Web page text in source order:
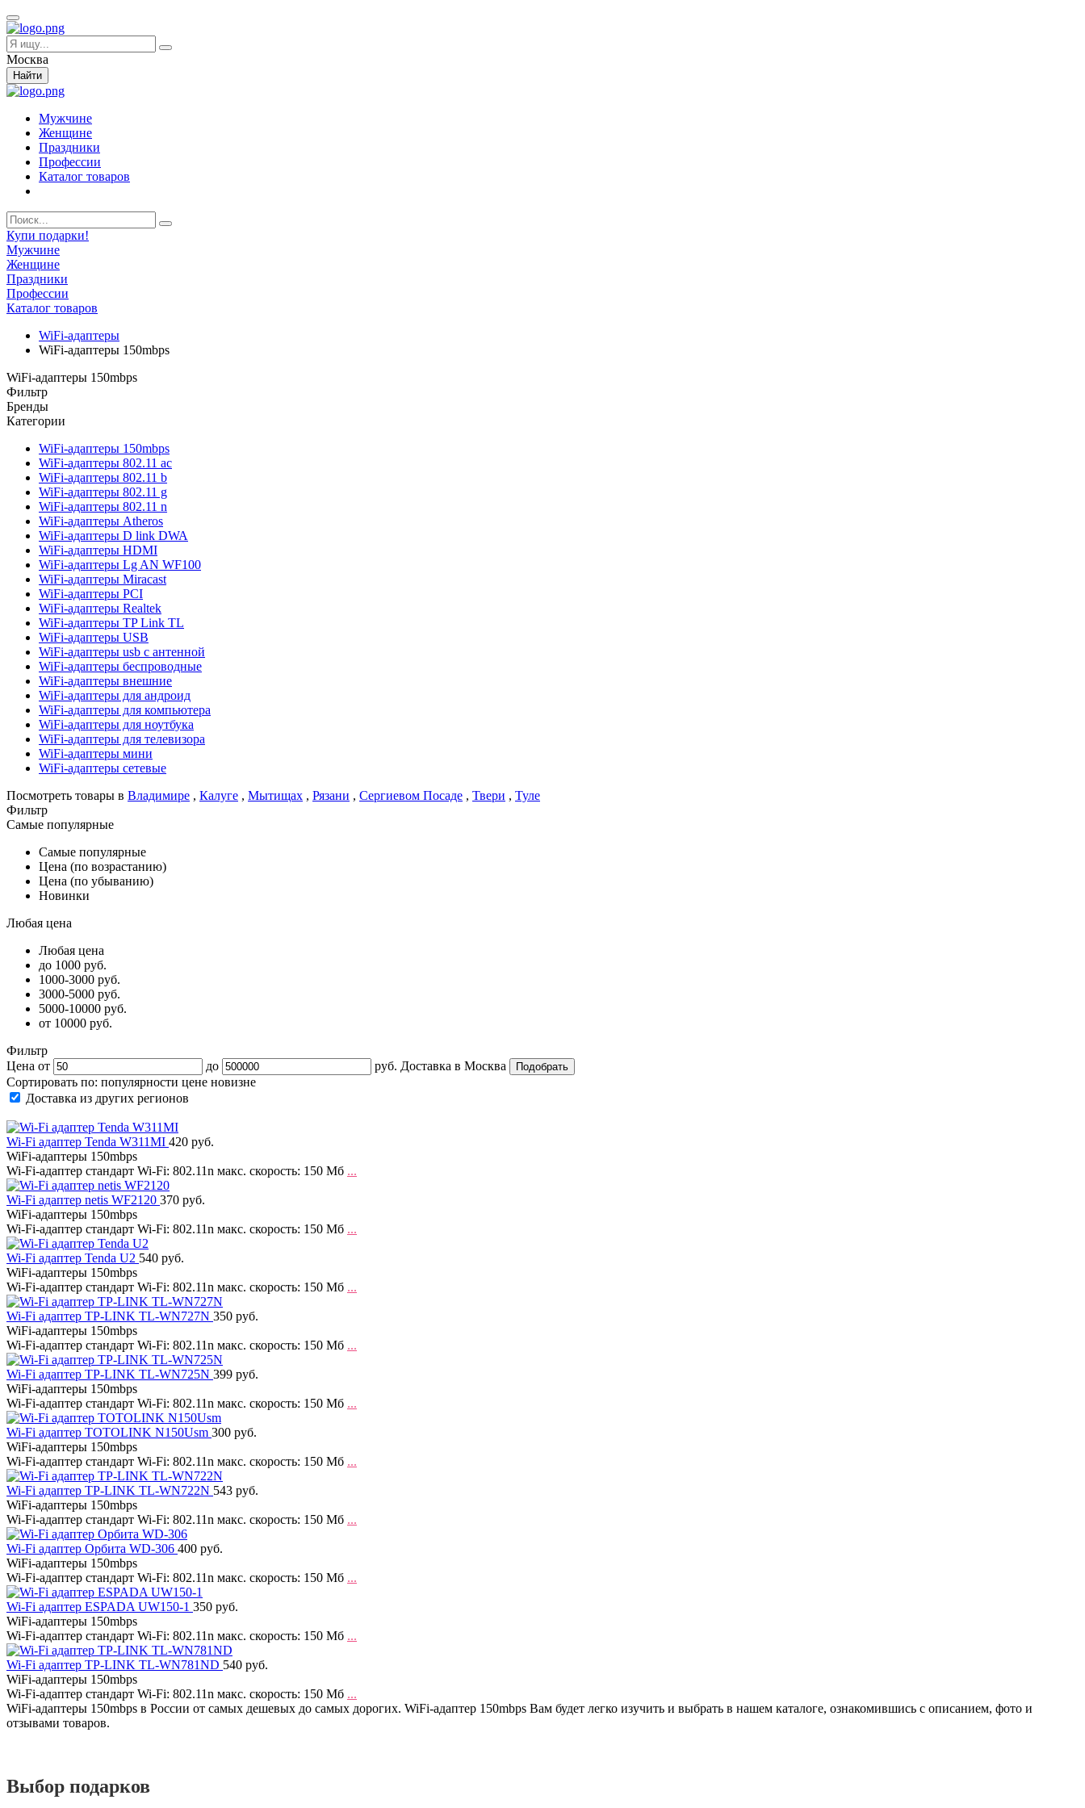
Москва
Найти
Мужчине
Женщине
Праздники
Профессии
Каталог товаров
Купи подарки!
Мужчине
Женщине
Праздники
Профессии
Каталог товаров
WiFi-адаптеры
WiFi-адаптеры 150mbps
WiFi-адаптеры 150mbps
Фильтр
Бренды
Категории
WiFi-адаптеры 150mbps
WiFi-адаптеры 802.11 ac
WiFi-адаптеры 802.11 b
WiFi-адаптеры 802.11 g
WiFi-адаптеры 802.11 n
WiFi-адаптеры Atheros
WiFi-адаптеры D link DWA
WiFi-адаптеры HDMI
WiFi-адаптеры Lg AN WF100
WiFi-адаптеры Miracast
WiFi-адаптеры PCI
WiFi-адаптеры Realtek
WiFi-адаптеры TP Link TL
WiFi-адаптеры USB
WiFi-адаптеры usb с антенной
WiFi-адаптеры беспроводные
WiFi-адаптеры внешние
WiFi-адаптеры для андроид
WiFi-адаптеры для компьютера
WiFi-адаптеры для ноутбука
WiFi-адаптеры для телевизора
WiFi-адаптеры мини
WiFi-адаптеры сетевые
Посмотреть товары в Владимире , Калуге , Мытищах , Рязани , Сергиевом Посаде , Твери , Туле
Фильтр
Самые популярные
Самые популярные
Цена (по возрастанию)
Цена (по убыванию)
Новинки
Любая цена
Любая цена
до 1000 руб.
1000-3000 руб.
3000-5000 руб.
5000-10000 руб.
от 10000 руб.
Фильтр
Цена от
до руб. Доставка в Москва
Сортировать по: популярности цене новизне
Доставка из других регионов
Wi-Fi адаптер Tenda W311MI 420 руб.
WiFi-адаптеры 150mbps
Wi-Fi-адаптер стандарт Wi-Fi: 802.11n макс. скорость: 150 Мб ...
Wi-Fi адаптер netis WF2120 370 руб.
WiFi-адаптеры 150mbps
Wi-Fi-адаптер стандарт Wi-Fi: 802.11n макс. скорость: 150 Мб ...
Wi-Fi адаптер Tenda U2 540 руб.
WiFi-адаптеры 150mbps
Wi-Fi-адаптер стандарт Wi-Fi: 802.11n макс. скорость: 150 Мб ...
Wi-Fi адаптер TP-LINK TL-WN727N 350 руб.
WiFi-адаптеры 150mbps
Wi-Fi-адаптер стандарт Wi-Fi: 802.11n макс. скорость: 150 Мб ...
Wi-Fi адаптер TP-LINK TL-WN725N 399 руб.
WiFi-адаптеры 150mbps
Wi-Fi-адаптер стандарт Wi-Fi: 802.11n макс. скорость: 150 Мб ...
Wi-Fi адаптер TOTOLINK N150Usm 300 руб.
WiFi-адаптеры 150mbps
Wi-Fi-адаптер стандарт Wi-Fi: 802.11n макс. скорость: 150 Мб ...
Wi-Fi адаптер TP-LINK TL-WN722N 543 руб.
WiFi-адаптеры 150mbps
Wi-Fi-адаптер стандарт Wi-Fi: 802.11n макс. скорость: 150 Мб ...
Wi-Fi адаптер Орбита WD-306 400 руб.
WiFi-адаптеры 150mbps
Wi-Fi-адаптер стандарт Wi-Fi: 802.11n макс. скорость: 150 Мб ...
Wi-Fi адаптер ESPADA UW150-1 350 руб.
WiFi-адаптеры 150mbps
Wi-Fi-адаптер стандарт Wi-Fi: 802.11n макс. скорость: 150 Мб ...
Wi-Fi адаптер TP-LINK TL-WN781ND 540 руб.
WiFi-адаптеры 150mbps
Wi-Fi-адаптер стандарт Wi-Fi: 802.11n макс. скорость: 150 Мб ...
WiFi-адаптеры 150mbps в России от самых дешевых до самых дорогих. WiFi-адаптер 150mbps Вам будет легко изучить и выбрать в нашем каталоге, ознакомившись с описанием, фото и
отзывами товаров.
Выбор подарков